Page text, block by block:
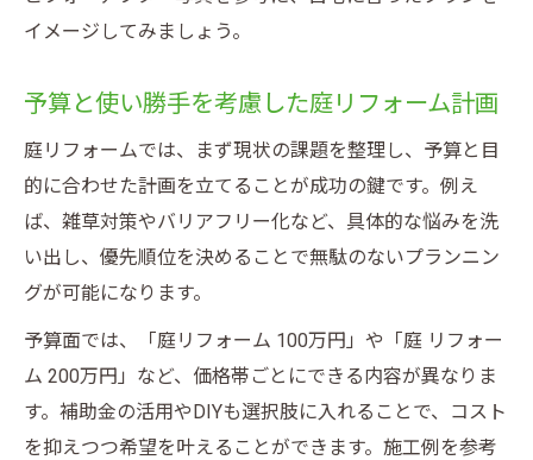
200万円で理想を実現するプランの選び方
DIYや補助金を活用したエクステリア改善術
エクステリアDIYで叶える庭リフォームの魅
力
庭リフォーム自分で行う手順と注意点
補助金制度を活用したエクステリア事例
自分でできる庭リフォームのアイデア集
エクステリアを活かす優先順位決定のコツ
イメージしてみましょう。
予算と使い勝手を考慮した庭リフォーム計画
庭リフォームでは、まず現状の課題を整理し、予算と目
的に合わせた計画を立てることが成功の鍵です。例え
ば、雑草対策やバリアフリー化など、具体的な悩みを洗
い出し、優先順位を決めることで無駄のないプランニン
グが可能になります。
予算面では、「庭リフォーム 100万円」や「庭 リフォー
ム 200万円」など、価格帯ごとにできる内容が異なりま
す。補助金の活用やDIYも選択肢に入れることで、コスト
を抑えつつ希望を叶えることができます。施工例を参考